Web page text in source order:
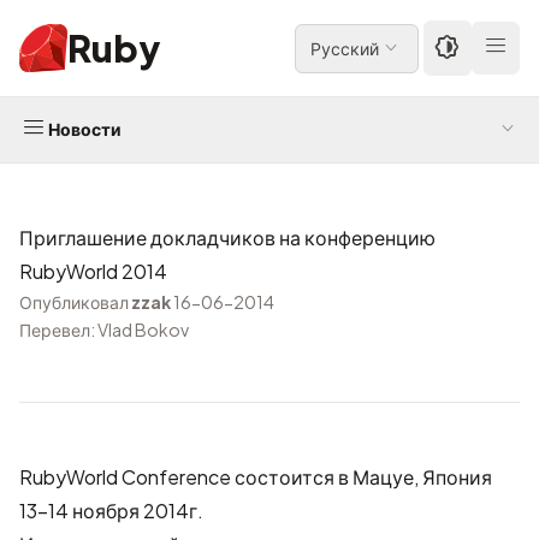
Ruby Русский
Новости
Приглашение докладчиков на конференцию
RubyWorld 2014
Опубликовалzzak16-06-2014
Перевел: Vlad Bokov
RubyWorld Conferenceсостоится в Мацуе, Япония
13-14 ноября 2014г.